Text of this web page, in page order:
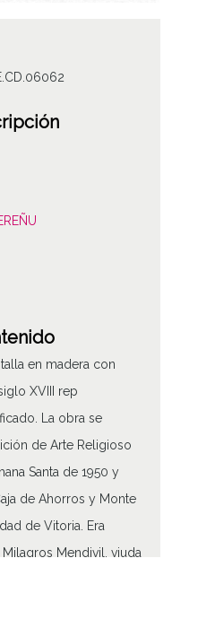
en madera con
XVIII rep
La obra se
de Arte Religioso
Santa de 1950 y
de Ahorros y Monte
de Vitoria. Era
Mendivil, viuda